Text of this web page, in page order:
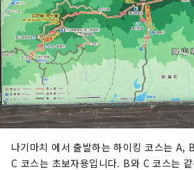
나기마치 에서 출발하는 하이킹 코스는 A,
C 코스는 초보자용입니다. B와 C 코스는